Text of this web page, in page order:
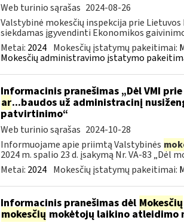
Web turinio sąrašas 2024-08-26
Valstybinė mokesčių inspekcija prie
siekdamas įgyvendinti Ekonomikos
Metai: 2024 Mokesčių įstatymų pakeitimai:
Mokesčių administravimo įstatymo
Informacinis pranešimas „Dėl VMI
ar...baudos už administracinį
patvirtinimo“
Web turinio sąrašas 2024-10-28
Informuojame apie priimtą Valstybinės
2024 m. spalio 23 d. įsakymą Nr. VA-83 „Dėl
Metai: 2024 Mokesčių įstatymų pakeitimai:
Informacinis pranešimas dėl Mokesčių
mokesčių mokėtojų laikino atleidimo